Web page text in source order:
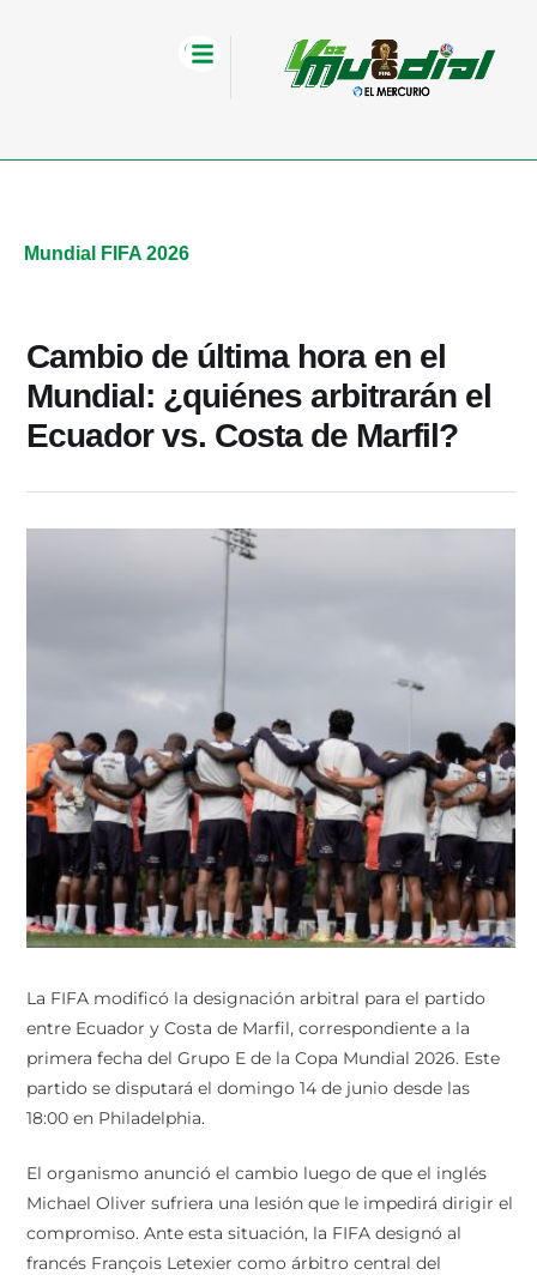
Mundial FIFA 2026
Cambio de última hora en el
Mundial: ¿quiénes arbitrarán el
Ecuador vs. Costa de Marfil?
La FIFA modificó la designación arbitral para el partido
entre Ecuador y Costa de Marfil, correspondiente a la
primera fecha del Grupo E de la Copa Mundial 2026. Este
partido se disputará el domingo 14 de junio desde las
18:00 en Philadelphia.
El organismo anunció el cambio luego de que el inglés
Michael Oliver sufriera una lesión que le impedirá dirigir el
compromiso. Ante esta situación, la FIFA designó al
francés François Letexier como árbitro central del